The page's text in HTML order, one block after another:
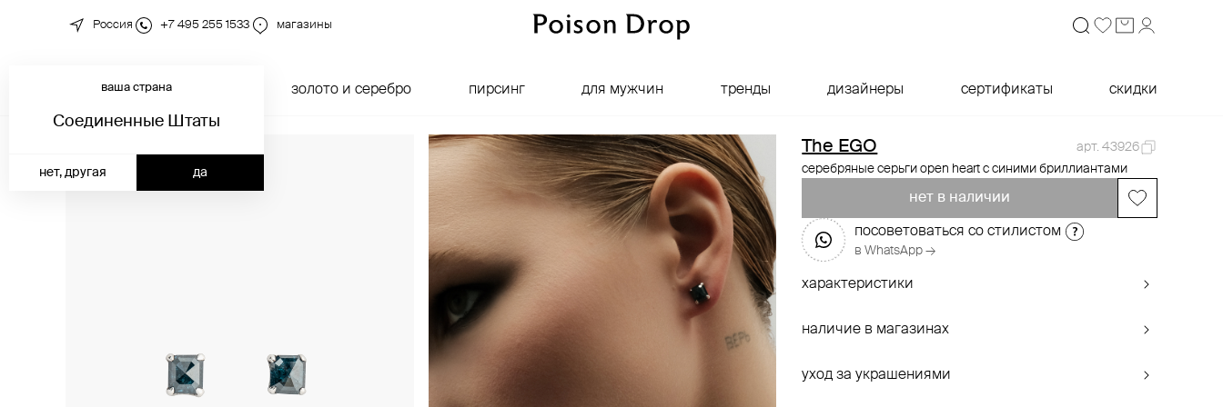
Россия +7 495 255 1533 магазины
новинки золото и серебро пирсинг для мужчин тренды дизайнеры сертификаты скидки
ваша страна
Соединенные Штаты
да
нет, другая
The EGO
арт. 43926
серебряные серьги open heart с синими бриллиантами
нет в наличии
посоветоваться со стилистом
в WhatsApp →
характеристики
наличие в магазинах
уход за украшениями